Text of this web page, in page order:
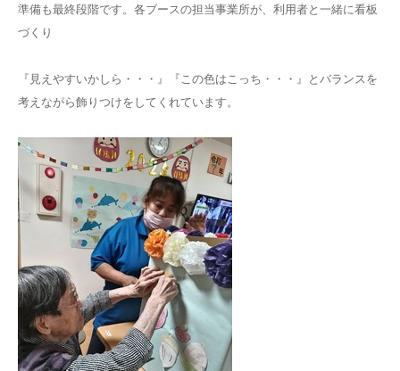
準備も最終段階です。各ブースの担当事業所が、利用者と一緒に看板
づくり
『見えやすいかしら・・・』『この色はこっち・・・』とバランスを
考えながら飾りつけをしてくれています。